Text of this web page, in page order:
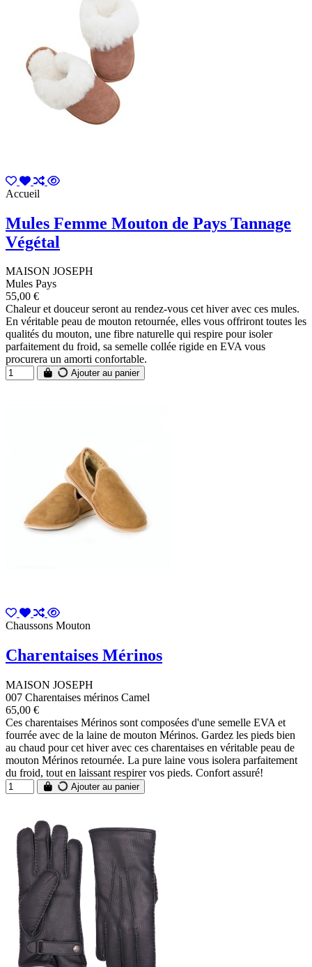
Accueil
Mules Femme Mouton de Pays Tannage
Végétal
MAISON JOSEPH
Mules Pays
55,00 €
Chaleur et douceur seront au rendez-vous cet hiver avec ces mules.
En véritable peau de mouton retournée, elles vous offriront toutes les
qualités du mouton, une fibre naturelle qui respire pour isoler
parfaitement du froid, sa semelle collée rigide en EVA vous
procurera un amorti confortable.
Ajouter au panier
Chaussons Mouton
Charentaises Mérinos
MAISON JOSEPH
007 Charentaises mérinos Camel
65,00 €
Ces charentaises Mérinos sont composées d'une semelle EVA et
fourrée avec de la laine de mouton Mérinos. Gardez les pieds bien
au chaud pour cet hiver avec ces charentaises en véritable peau de
mouton Mérinos retournée. La pure laine vous isolera parfaitement
du froid, tout en laissant respirer vos pieds. Confort assuré!
Ajouter au panier